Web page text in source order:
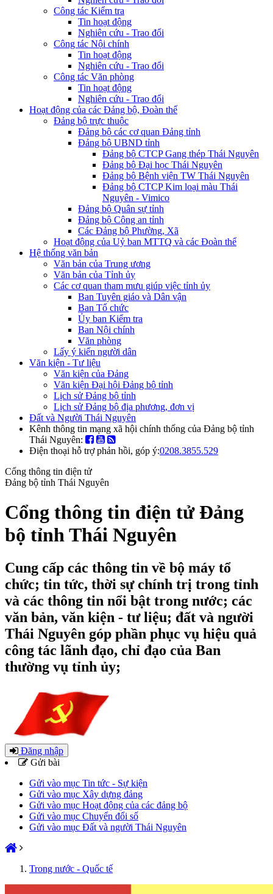
Công tác Kiểm tra
Tin hoạt động
Nghiên cứu - Trao đổi
Công tác Nội chính
Tin hoạt động
Nghiên cứu - Trao đổi
Công tác Văn phòng
Tin hoạt động
Nghiên cứu - Trao đổi
Hoạt động của các Đảng bộ, Đoàn thể
Đảng bộ trực thuộc
Đảng bộ các cơ quan Đảng tỉnh
Đảng bộ UBND tỉnh
Đảng bộ CTCP Gang thép Thái Nguyên
Đảng bộ Đại học Thái Nguyên
Đảng bộ Bệnh viện TW Thái Nguyên
Đảng bộ CTCP Kim loại màu Thái
Nguyên - Vimico
Đảng bộ Quân sự tỉnh
Đảng bộ Công an tỉnh
Các Đảng bộ Phường, Xã
Hoạt động của Uỷ ban MTTQ và các Đoàn thể
Hệ thống văn bản
Văn bản của Trung ương
Văn bản của Tỉnh ủy
Các cơ quan tham mưu giúp việc tỉnh ủy
Ban Tuyên giáo và Dân vận
Ban Tổ chức
Ủy ban Kiểm tra
Ban Nội chính
Văn phòng
Lấy ý kiến người dân
Văn kiện - Tư liệu
Văn kiện của Đảng
Văn kiện Đại hội Đảng bộ tỉnh
Lịch sử Đảng bộ tỉnh
Lịch sử Đảng bộ địa phương, đơn vị
Đất và Người Thái Nguyên
Kênh thông tin mạng xã hội chính thống của Đảng bộ tỉnh
Thái Nguyên:
Điện thoại hỗ trợ phản hồi, góp ý:0208.3855.529
Cổng thông tin điện tử
Đảng bộ tỉnh Thái Nguyên
Cổng thông tin điện tử Đảng
bộ tỉnh Thái Nguyên
Cung cấp các thông tin về bộ máy tổ
chức; tin tức, thời sự chính trị trong tỉnh
và các thông tin nổi bật trong nước; các
văn bản, văn kiện - tư liệu; đất và người
Thái Nguyên góp phần phục vụ hiệu quả
công tác lãnh đạo, chỉ đạo của Ban
thường vụ tỉnh ủy;
Đăng nhập
Gửi bài
Gửi vào mục Tin tức - Sự kiện
Gửi vào mục Xây dựng đảng
Gửi vào mục Hoạt động của các đảng bộ
Gửi vào mục Chuyển đổi số
Gửi vào mục Đất và người Thái Nguyên
Trong nước - Quốc tế